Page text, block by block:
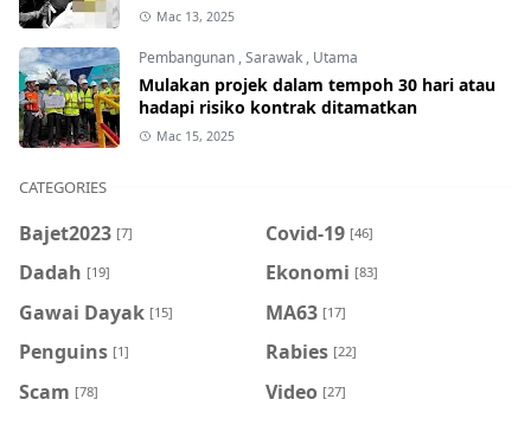
Mac 13, 2025
Pembangunan ,Sarawak , Utama
Mulakan projek dalam tempoh 30 hari atau
hadapi risiko kontrak ditamatkan
Mac 15, 2025
CATEGORIES
Bajet2023 [7] Covid-19 [46]
Dadah [19] Ekonomi [83]
Gawai Dayak [15] MA63 [17]
Penguins [1] Rabies [22]
Scam [78] Video [27]